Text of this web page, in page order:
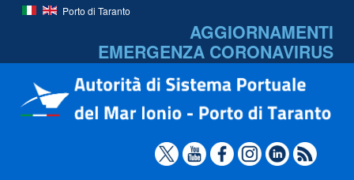
Porto di Taranto
AGGIORNAMENTI
EMERGENZA CORONAVIRUS